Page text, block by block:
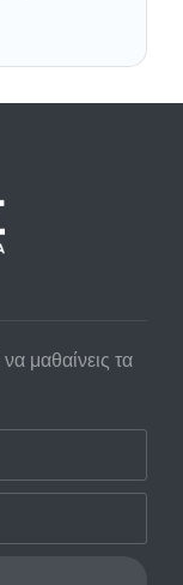
μαθαίνεις τα